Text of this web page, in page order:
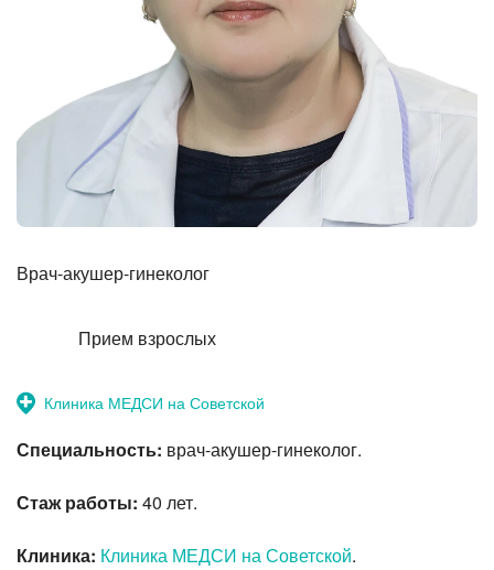
Прием терапевта-стоматолога
Врач-акушер-гинеколог
Прием взрослых
Клиника МЕДСИ на Советской
Специальность: врач-акушер-гинеколог.
Стаж работы: 40 лет.
Клиника: Клиника МЕДСИ на Советской.